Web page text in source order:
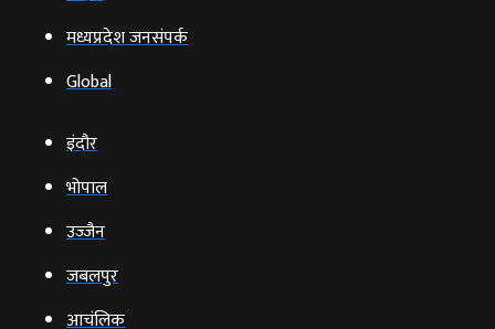
मध्यप्रदेश जनसंपर्क
Global
इंदौर
भोपाल
उज्‍जैन
जबलपुर
आचंलिक